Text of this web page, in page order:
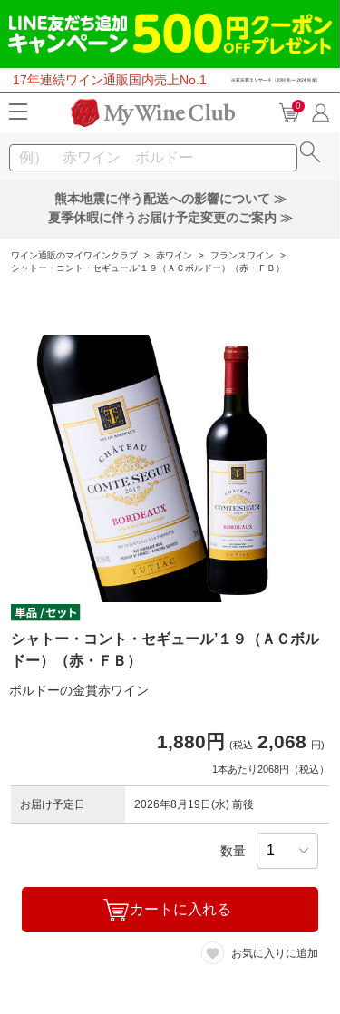
17年連続ワイン通販国内売上No.1
0
熊本地震に伴う配送への影響について ≫
夏季休暇に伴うお届け予定変更のご案内 ≫
ワイン通販のマイワインクラブ > 赤ワイン > フランスワイン
>
シャトー・コント・セギュール’１９（ＡＣボルドー）（赤・ＦＢ）
シャトー・コント・セギュール’１９（ＡＣボル
ドー）（赤・ＦＢ）
ボルドーの金賞赤ワイン
1,880円 (税込 2,068 円)
1本あたり2068円（税込）
お届け予定日 2026年8月19日(水) 前後
数量
カートに入れる
お気に入りに追加